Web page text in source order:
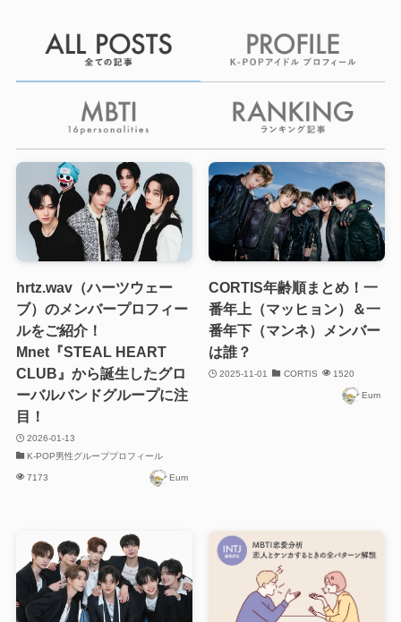
hrtz.wav（ハーツウェー
ブ）のメンバープロフィー
ルをご紹介！
Mnet『STEAL HEART
CLUB』から誕生したグロ
ーバルバンドグループに注
目！
2026-01-13
K-POP男性グループプロフィール
7173 Eum
CORTIS年齢順まとめ！一
番年上（マッヒョン）＆一
番年下（マンネ）メンバー
は誰？
2025-11-01 CORTIS 1520
Eum